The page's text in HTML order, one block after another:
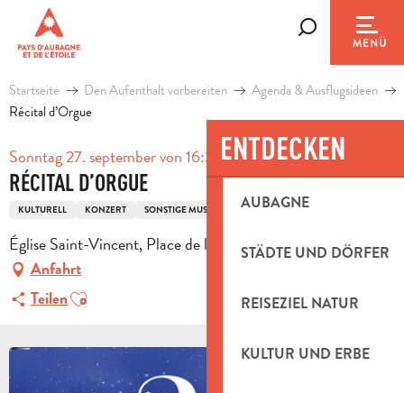
contenu
principal
MENÜ
ENTDECKEN
AUBAGNE
STÄDTE UND DÖRFER
REISEZIEL NATUR
KULTUR UND ERBE
Startseite Den Aufenthalt vorbereiten
Agenda & Ausflugsideen
Récital d’Orgue
Sonntag 27. september von 16:30 bis zu 18:00
RÉCITAL D’ORGUE
KULTURELL KONZERT SONSTIGE MUSIK
Église Saint-Vincent, Place de l'Église, 13360 Roquevaire
Anfahrt
TeilenAjouter aux favoris